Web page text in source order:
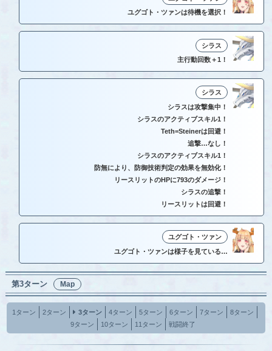
ユグゴト・ツァンは待機を選択！
シラス
主行動回数＋1！
シラス
シラスは攻撃集中！
シラスのアクティブスキル1！
Teth=Steinerは回避！
追撃…なし！
シラスのアクティブスキル1！
防無により、防御技術判定の効果を無効化！
リースリットのHPに793のダメージ！
シラスの追撃！
リースリットは回避！
ユグゴト・ツァン
ユグゴト・ツァンは様子を見ている…
第3ターン Map
1ターン 2ターン 3ターン 4ターン 5ターン 6ターン 7ターン
8ターン
9ターン
10ターン 11ターン 戦闘終了